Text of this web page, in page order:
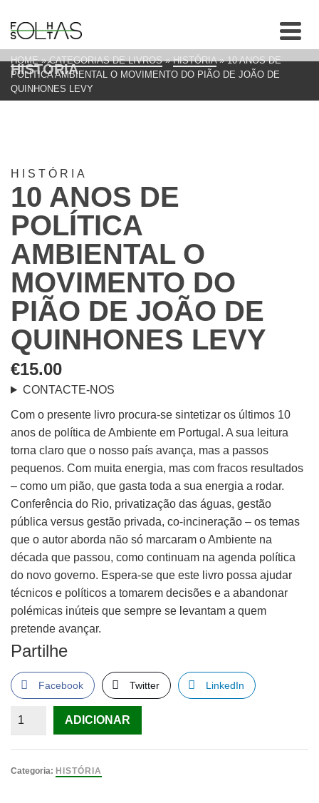
HISTÓRIA
HOME » CATEGORIAS DE LIVROS » HISTÓRIA » 10 ANOS DE
POLÍTICA AMBIENTAL O MOVIMENTO DO PIÃO DE JOÃO DE
QUINHONES LEVY
HISTÓRIA
10 ANOS DE
POLÍTICA
AMBIENTAL O
MOVIMENTO DO
PIÃO DE JOÃO DE
QUINHONES LEVY
€15.00
CONTACTE-NOS
Com o presente livro procura-se sintetizar os últimos 10
anos de política de Ambiente em Portugal. A sua leitura
torna claro que o nosso país avança, mas a passos
pequenos. Com muita energia, mas com fracos resultados
– como um pião, que gasta toda a sua energia a rodar.
Conferência do Rio, privatização das águas, gestão
pública versus gestão privada, co-incineração – os temas
que o autor aborda não só marcaram o Ambiente na
década que passou, como continuam na agenda política
do novo governo. Espera-se que este livro possa ajudar
técnicos e políticos a tomarem decisões e a abandonar
polémicas inúteis que sempre se levantam a quem
pretende avançar.
Partilhe
Facebook Twitter LinkedIn
Quantidade
Anos
ADICIONAR
Categoria: HISTÓRIA